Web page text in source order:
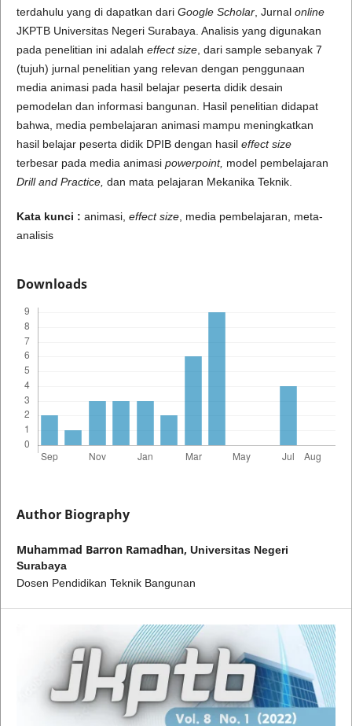
terdahulu yang di dapatkan dari Google Scholar, Jurnal online
JKPTB Universitas Negeri Surabaya. Analisis yang digunakan
pada penelitian ini adalah effect size, dari sample sebanyak 7
(tujuh) jurnal penelitian yang relevan dengan penggunaan
media animasi pada hasil belajar peserta didik desain
pemodelan dan informasi bangunan. Hasil penelitian didapat
bahwa, media pembelajaran animasi mampu meningkatkan
hasil belajar peserta didik DPIB dengan hasil effect size
terbesar pada media animasi powerpoint, model pembelajaran
Drill and Practice, dan mata pelajaran Mekanika Teknik.
Kata kunci : animasi, effect size, media pembelajaran, meta-
analisis
Downloads
Author Biography
Muhammad Barron Ramadhan, Universitas Negeri
Surabaya
Dosen Pendidikan Teknik Bangunan